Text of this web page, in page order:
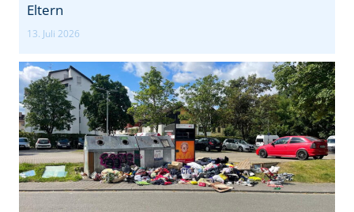
Eltern
13. Juli 2026